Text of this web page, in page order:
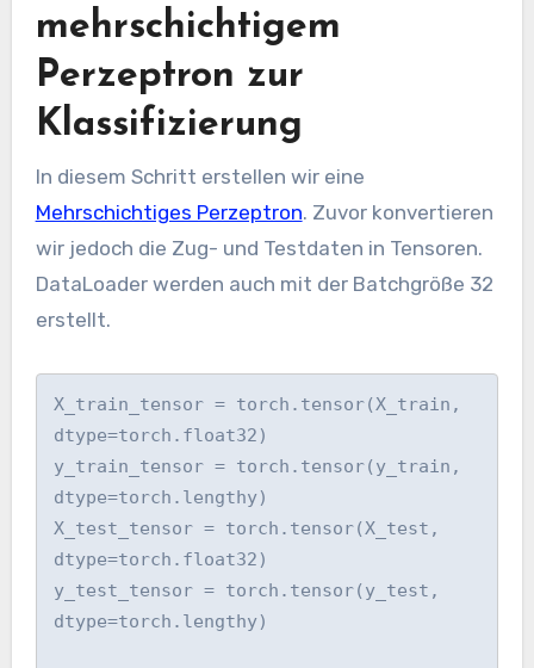
mehrschichtigem
Perzeptron zur
Klassifizierung
In diesem Schritt erstellen wir eine
Mehrschichtiges Perzeptron. Zuvor konvertieren
wir jedoch die Zug- und Testdaten in Tensoren.
DataLoader werden auch mit der Batchgröße 32
erstellt.
X_train_tensor = torch.tensor(X_train,
dtype=torch.float32)
y_train_tensor = torch.tensor(y_train,
dtype=torch.lengthy)
X_test_tensor = torch.tensor(X_test,
dtype=torch.float32)
y_test_tensor = torch.tensor(y_test,
dtype=torch.lengthy)